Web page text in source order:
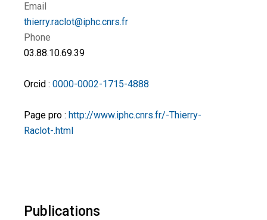
Email
thierry.raclot@iphc.cnrs.fr
Phone
03.88.10.69.39
Orcid : 0000-0002-1715-4888
Page pro : http://www.iphc.cnrs.fr/-Thierry-
Raclot-.html
Publications